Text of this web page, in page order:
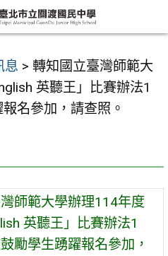
息 > 轉知國立臺灣師範大
英聽王」比賽辦法1
名參加，請查照。
師範大學辦理114年度
英聽王」比賽辦法1
勵學生踴躍報名參加，